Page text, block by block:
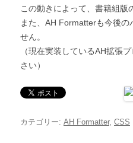
この動きによって、書籍組版
また、AH Formatterも今後
せん。
（現在実装しているAH拡張
さい）
カテゴリー: AH Formatter, CSS